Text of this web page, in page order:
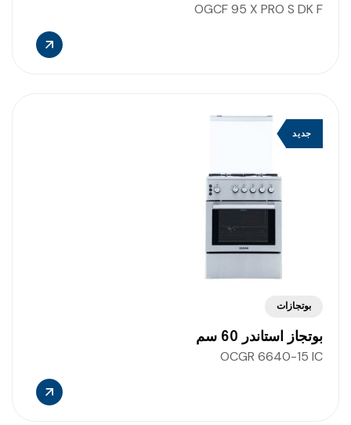
OGCF 95 X PRO S DK F
جديد
بوتجازات
بوتجاز استاندر 60 سم
OCGR 6640-15 IC